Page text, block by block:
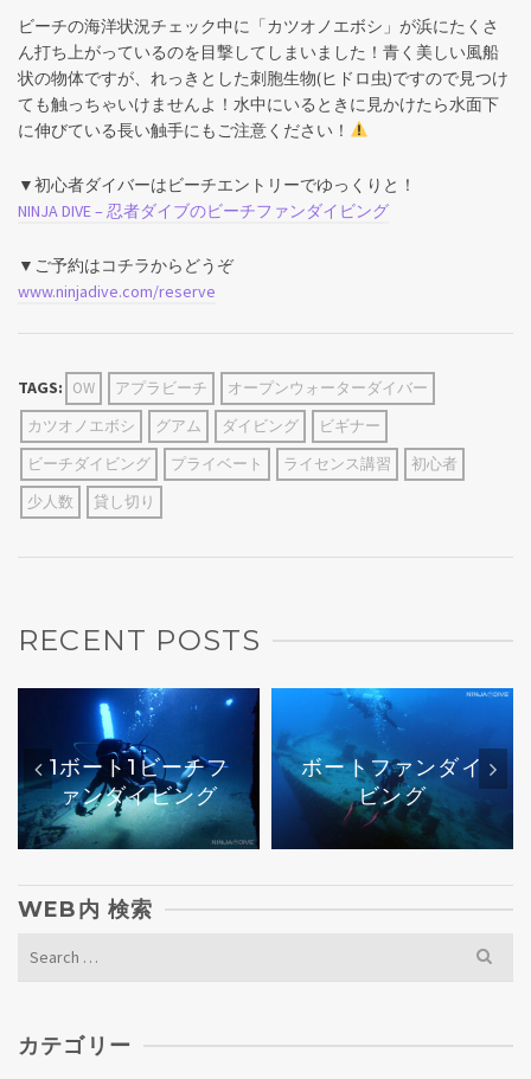
ビーチの海洋状況チェック中に「カツオノエボシ」が浜にたくさ
ん打ち上がっているのを目撃してしまいました！青く美しい風船
状の物体ですが、れっきとした刺胞生物(ヒドロ虫)ですので見つけ
ても触っちゃいけませんよ！水中にいるときに見かけたら水面下
に伸びている長い触手にもご注意ください！
▼初心者ダイバーはビーチエントリーでゆっくりと！
NINJA DIVE – 忍者ダイブのビーチファンダイビング
▼ご予約はコチラからどうぞ
www.ninjadive.com/reserve
TAGS: OW アプラビーチ
オープンウォーターダイバー
カツオノエボシ
グアム ダイビング
ビギナー
ビーチダイビング
プライベート ライセンス講習
初心者
少人数
貸し切り
RECENT POSTS
1ボート1ビーチフ
ァンダイビング
ボートファンダイ
ビング
WEB内 検索
カテゴリー